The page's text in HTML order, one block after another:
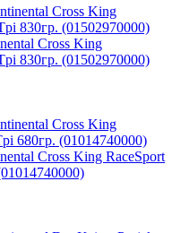
Cross King
830гр. (01502970000)
Cross King RaceSport